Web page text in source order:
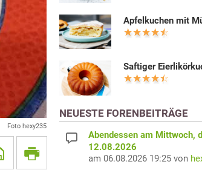
Foto hexy235
Apfelkuchen mit
Saftiger
NEUESTE FORENBEITRÄGE
Abendessen am Mittwoch,
12.08.2026
am 06.08.2026 19:25 von